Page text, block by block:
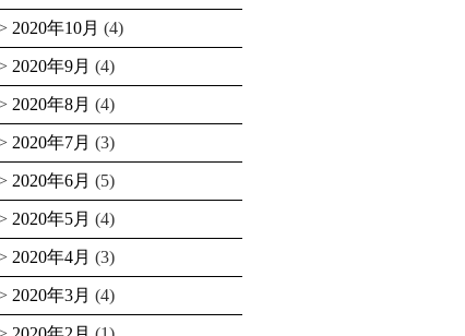
2020年10月 (4)
2020年9月 (4)
2020年8月 (4)
2020年7月 (3)
2020年6月 (5)
2020年5月 (4)
2020年4月 (3)
2020年3月 (4)